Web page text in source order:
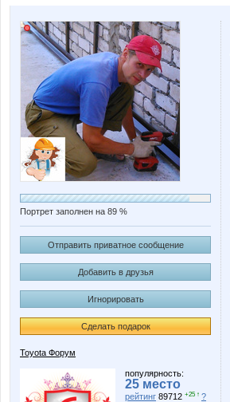
Портрет заполнен на 89 %
Отправить приватное сообщение
Добавить в друзья
Игнорировать
Сделать подарок
Toyota Форум
популярность:
25 место
рейтинг 89712 +25 ↑ ?